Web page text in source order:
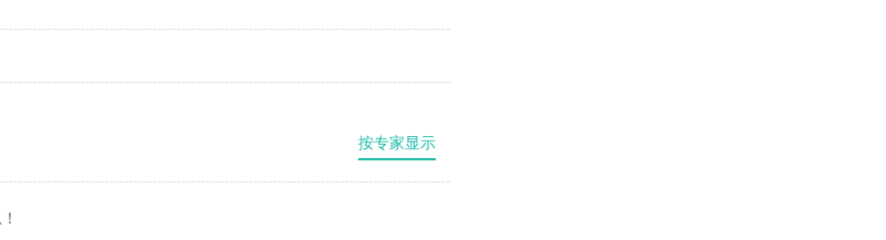
按专家显示